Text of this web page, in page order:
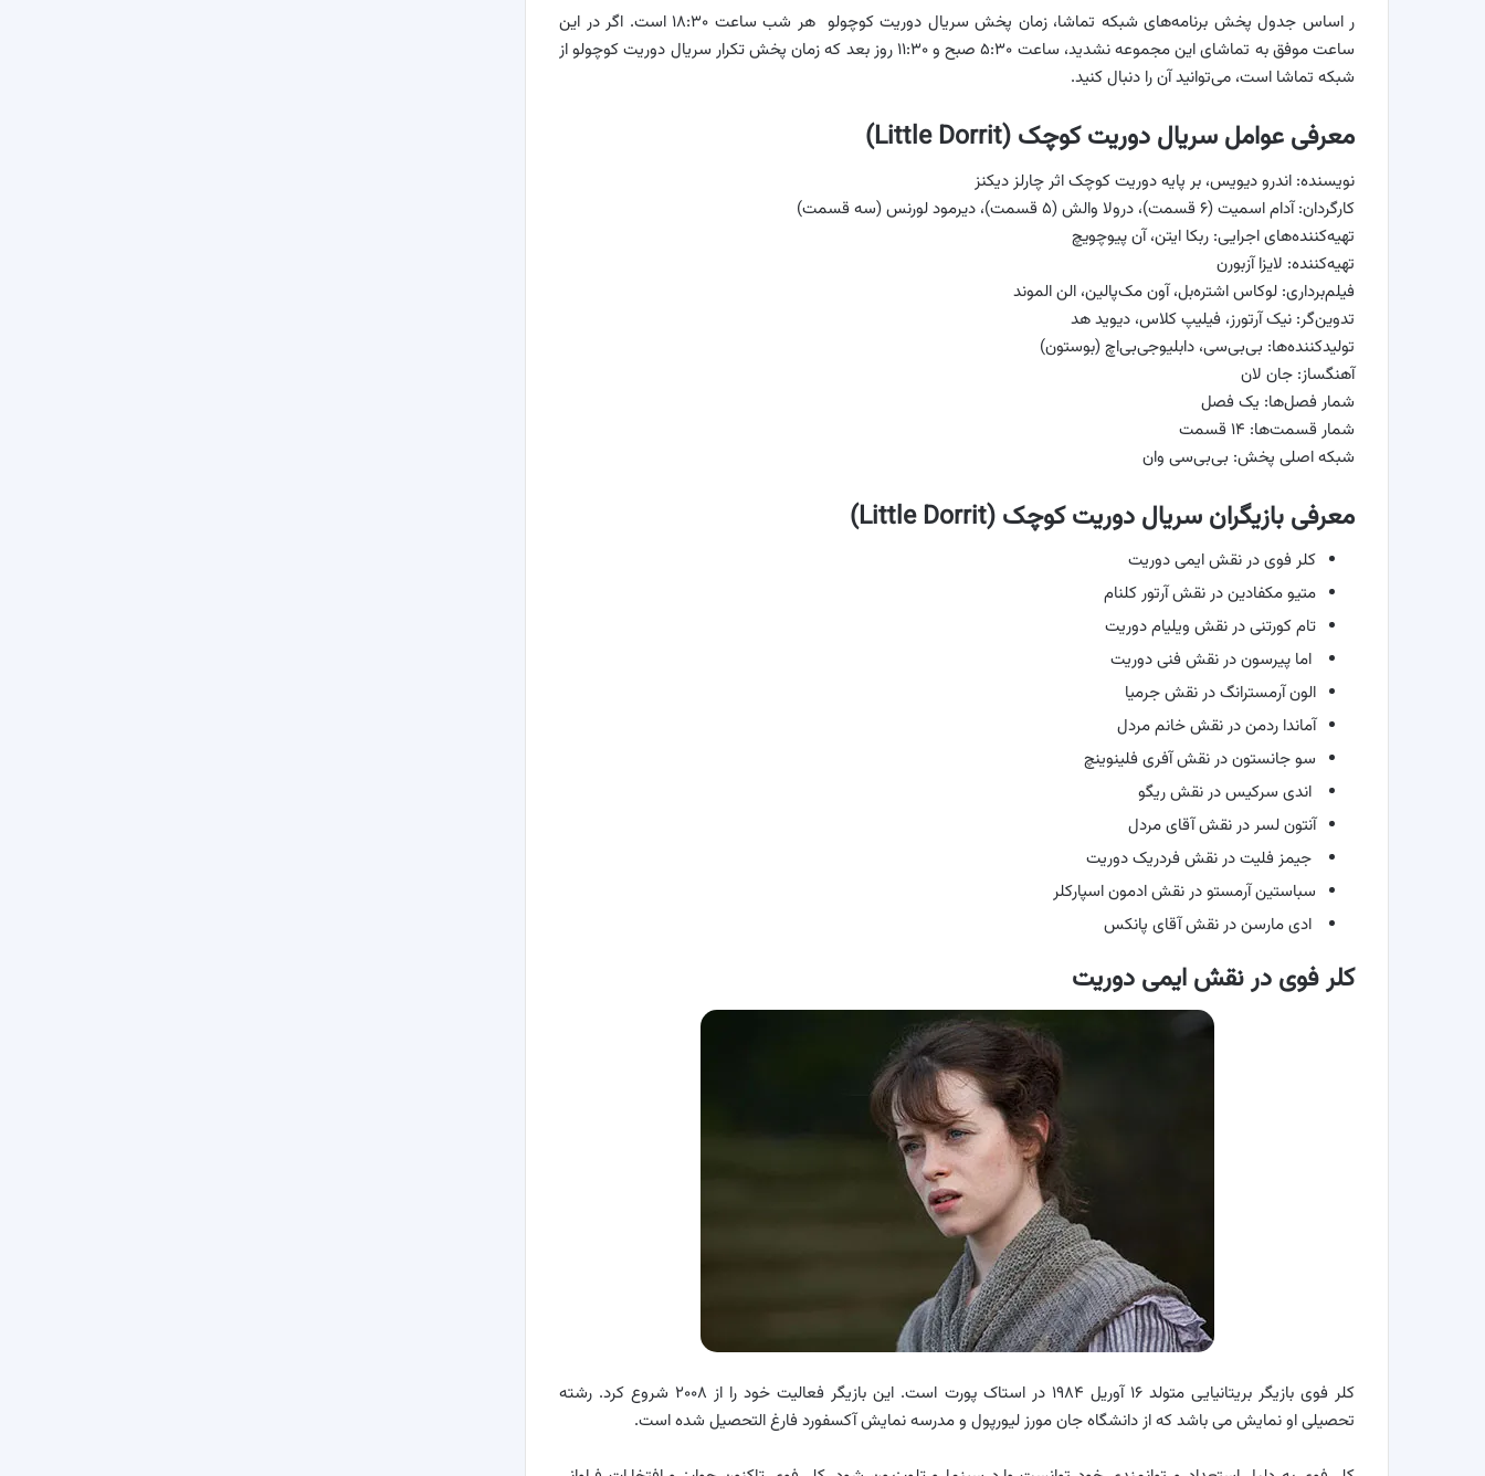
ر اساس جدول پخش برنامه‌های شبکه تماشا، زمان پخش سریال دوریت کوچولو هر شب ساعت ۱۸:۳۰ است. اگر در این
ساعت موفق به تماشای این مجموعه نشدید، ساعت ۵:۳۰ صبح و ۱۱:۳۰ روز بعد که زمان پخش تکرار سریال دوریت کوچولو از
شبکه تماشا است، می‌توانید آن را دنبال کنید.
معرفی عوامل سریال دوریت کوچک (Little Dorrit)
نویسنده: اندرو دیویس، بر پایه دوریت کوچک اثر چارلز دیکنز
کارگردان: آدام اسمیت (۶ قسمت)، درولا والش (۵ قسمت)، دیرمود لورنس (سه قسمت)
تهیه‌کننده‌های اجرایی: ربکا ایتن، آن پیوچویچ
تهیه‌کننده: لایزا آزبورن
فیلم‌برداری: لوکاس اشتره‌بل، آون مک‌پالین، الن الموند
تدوین‌گر: نیک آرتورز، فیلیپ کلاس، دیوید هد
تولیدکننده‌ها: بی‌بی‌سی، دابلیوجی‌بی‌اچ (بوستون)
آهنگساز: جان لان
شمار فصل‌ها: یک فصل
شمار قسمت‌ها: ۱۴ قسمت
شبکه اصلی پخش: بی‌بی‌سی وان
معرفی بازیگران سریال دوریت کوچک (Little Dorrit)
کلر فوی در نقش ایمی دوریت
متیو مکفادین در نقش آرتور کلنام
تام کورتنی در نقش ویلیام دوریت
اما پیرسون در نقش فنی دوریت
الون آرمسترانگ در نقش جرمیا
آماندا ردمن در نقش خانم مردل
سو جانستون در نقش آفری فلینوینچ
اندی سرکیس در نقش ریگو
آنتون لسر در نقش آقای مردل
جیمز فلیت در نقش فردریک دوریت
سباستین آرمستو در نقش ادمون اسپارکلر
ادی مارسن در نقش آقای پانکس
کلر فوی در نقش ایمی دوریت
کلر فوی بازیگر بریتانیایی متولد ۱۶ آوریل ۱۹۸۴ در استاک پورت است. این بازیگر فعالیت خود را از ۲۰۰۸ شروع کرد. رشته
تحصیلی او نمایش می باشد که از دانشگاه جان مورز لیورپول و مدرسه نمایش آکسفورد فارغ التحصیل شده است.